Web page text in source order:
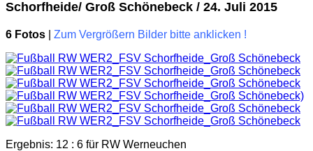
Schorfheide/ Groß Schönebeck / 24. Juli 2015
6 Fotos Zum Vergrößern Bilder bitte anklicken !
Ergebnis: 12 : 6 für RW Werneuchen